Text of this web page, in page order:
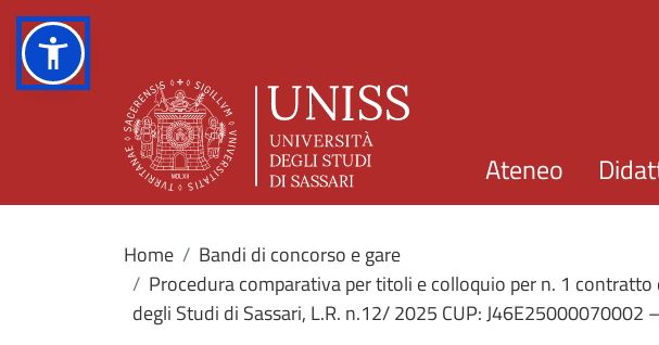
Ateneo
Home
Bandi di concorso e gare
Procedura comparativa per titoli e colloquio per n. 1
degli Studi di Sassari, L.R. n.12/ 2025 CUP: J46E25000070002